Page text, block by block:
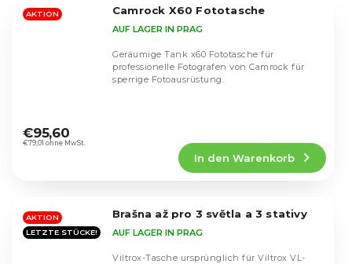
Sternen.
AKTION Camrock X60 Fototasche
durchschnittliche
Produktbewertung
Sternen.
AUF LAGER IN PRAG
€79,01 ohne MwSt.
€95,60
In den Warenkorb
Geräumige Tank x60 Fototasche für
professionelle Fotografen von Camrock für
sperrige Fotoausrüstung.
AKTION
LETZTE STÜCKE!
Brašna až pro 3 světla a 3 stativy
AUF LAGER IN PRAG
Viltrox-Tasche ursprünglich für Viltrox VL-